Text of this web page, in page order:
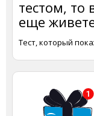
тестом, то
еще
Тест, который